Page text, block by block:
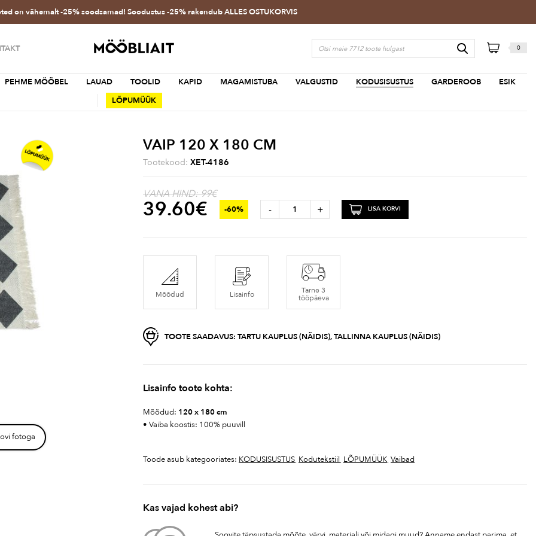
on vähemalt -25% soodsamad! Soodustus -25% rakendub ALLES OSTUKORVIS
0
PEHME MÖÖBEL LAUAD TOOLID KAPID MAGAMISTUBA VALGUSTID KODUSISUSTUS GARDEROOB
ESIK
LÕPUMÜÜK
fotoga
VAIP 120 X 180 CM
Tootekood: XET-4186
VANA HIND: 99€
39.60€ -60% - + LISA KORVI
Mõõdud Lisainfo
Tarne 3
tööpäeva
TOOTE SAADAVUS:TARTU KAUPLUS (NÄIDIS), TALLINNA KAUPLUS (NÄIDIS)
Lisainfo toote kohta:
Mõõdud: 120 x 180 cm
• Vaiba koostis: 100% puuvill
Toode asub kategooriates: KODUSISUSTUS, Kodutekstiil, LÕPUMÜÜK,Vaibad
Kas vajad kohest abi?